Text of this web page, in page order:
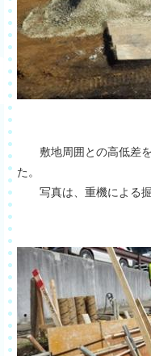
敷地周囲との高低差を
た。
写真は、重機による掘